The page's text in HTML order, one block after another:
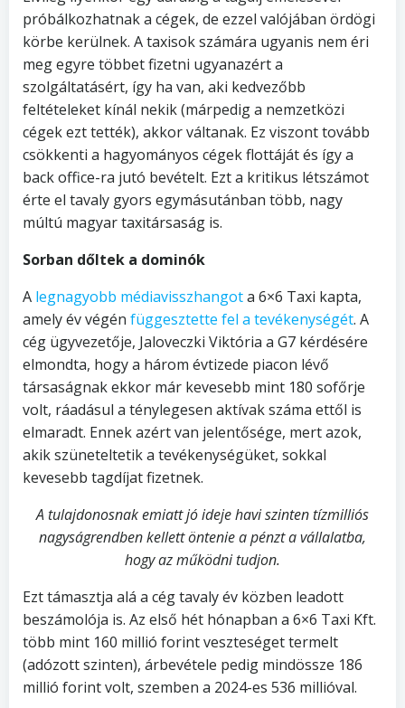
próbálkozhatnak a cégek, de ezzel valójában ördögi
körbe kerülnek. A taxisok számára ugyanis nem éri
meg egyre többet fizetni ugyanazért a
szolgáltatásért, így ha van, aki kedvezőbb
feltételeket kínál nekik (márpedig a nemzetközi
cégek ezt tették), akkor váltanak. Ez viszont tovább
csökkenti a hagyományos cégek flottáját és így a
back office-ra jutó bevételt. Ezt a kritikus létszámot
érte el tavaly gyors egymásutánban több, nagy
múltú magyar taxitársaság is.
Sorban dőltek a dominók
A legnagyobb médiavisszhangota 6×6 Taxi kapta,
amely év végén függesztette fel a tevékenységét. A
cég ügyvezetője, Jaloveczki Viktória a G7 kérdésére
elmondta, hogy a három évtizede piacon lévő
társaságnak ekkor már kevesebb mint 180 sofőrje
volt, ráadásul a ténylegesen aktívak száma ettől is
elmaradt. Ennek azért van jelentősége, mert azok,
akik szüneteltetik a tevékenységüket, sokkal
kevesebb tagdíjat fizetnek.
A tulajdonosnak emiatt jó ideje havi szinten tízmilliós
nagyságrendben kellett öntenie a pénzt a vállalatba,
hogy az működni tudjon.
Ezt támasztja alá a cég tavaly év közben leadott
beszámolója is. Az első hét hónapban a 6×6 Taxi Kft.
több mint 160 millió forint veszteséget termelt
(adózott szinten), árbevétele pedig mindössze 186
millió forint volt, szemben a 2024-es 536 millióval.